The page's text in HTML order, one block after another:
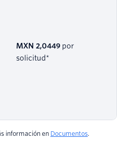
MXN 2,0449 por
solicitud*
información en Documentos.